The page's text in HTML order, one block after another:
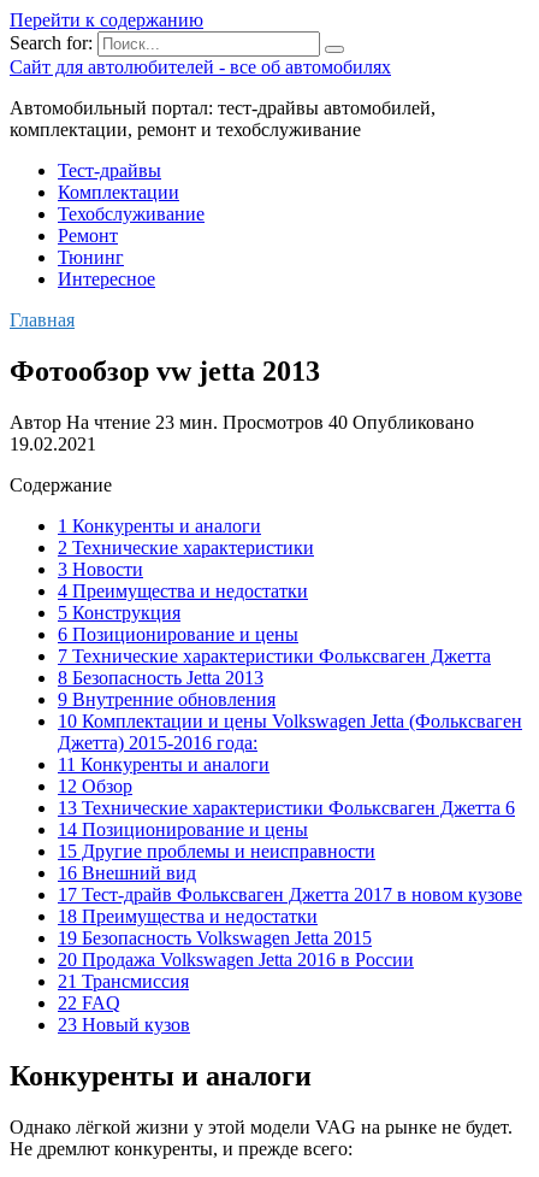
Перейти к содержанию
Search for:
Сайт для автолюбителей - все об автомобилях
Автомобильный портал: тест-драйвы автомобилей,
комплектации, ремонт и техобслуживание
Тест-драйвы
Комплектации
Техобслуживание
Ремонт
Тюнинг
Интересное
Главная
Фотообзор vw jetta 2013
Автор На чтение 23 мин. Просмотров 40 Опубликовано
19.02.2021
Содержание
1 Конкуренты и аналоги
2 Технические характеристики
3 Новости
4 Преимущества и недостатки
5 Конструкция
6 Позиционирование и цены
7 Технические характеристики Фольксваген Джетта
8 Безопасность Jetta 2013
9 Внутренние обновления
10 Комплектации и цены Volkswagen Jetta (Фольксваген
Джетта) 2015-2016 года:
11 Конкуренты и аналоги
12 Обзор
13 Технические характеристики Фольксваген Джетта 6
14 Позиционирование и цены
15 Другие проблемы и неисправности
16 Внешний вид
17 Тест-драйв Фольксваген Джетта 2017 в новом кузове
18 Преимущества и недостатки
19 Безопасность Volkswagen Jetta 2015
20 Продажа Volkswagen Jetta 2016 в России
21 Трансмиссия
22 FAQ
23 Новый кузов
Конкуренты и аналоги
Однако лёгкой жизни у этой модели VAG на рынке не будет.
Не дремлют конкуренты, и прежде всего: